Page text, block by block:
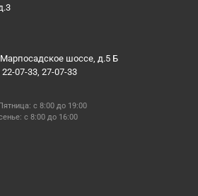
шоссе, д.5 Б
07-33, 27-07-33
с 8:00 до 19:00
с 8:00 до 16:00